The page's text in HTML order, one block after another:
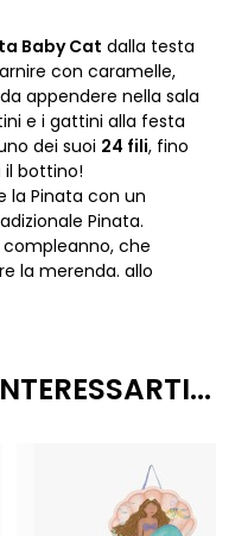
Baby Cat dalla testa
con caramelle,
appendere nella sala
e i gattini alla festa
dei suoi 24 fili, fino
il bottino!
la Pinata con un
Pinata.
che
la merenda. allo